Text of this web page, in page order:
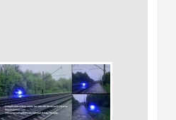
si pinchas sobre la imagen)